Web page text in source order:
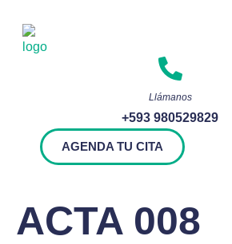
Llámanos
+593 980529829
AGENDA TU CITA
ACTA 008